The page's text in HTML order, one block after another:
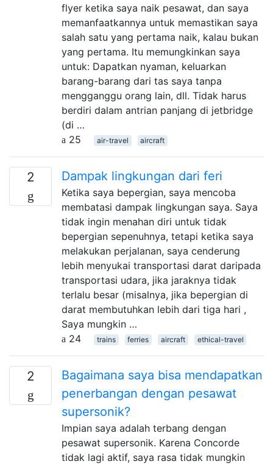
flyer ketika saya naik pesawat, dan saya
memanfaatkannya untuk memastikan saya
salah satu yang pertama naik, kalau bukan
yang pertama. Itu memungkinkan saya
untuk: Dapatkan nyaman, keluarkan
barang-barang dari tas saya tanpa
mengganggu orang lain, dll. Tidak harus
berdiri dalam antrian panjang di jetbridge
(di …
25
air-travel aircraft
2 Dampak lingkungan dari feri
Ketika saya bepergian, saya mencoba
membatasi dampak lingkungan saya. Saya
tidak ingin menahan diri untuk tidak
bepergian sepenuhnya, tetapi ketika saya
melakukan perjalanan, saya cenderung
lebih menyukai transportasi darat daripada
transportasi udara, jika jaraknya tidak
terlalu besar (misalnya, jika bepergian di
darat membutuhkan lebih dari tiga hari ,
Saya mungkin …
24
trains ferries aircraft ethical-travel
2
Bagaimana saya bisa mendapatkan
penerbangan dengan pesawat
supersonik?
Impian saya adalah terbang dengan
pesawat supersonik. Karena Concorde
tidak lagi aktif, saya rasa tidak mungkin